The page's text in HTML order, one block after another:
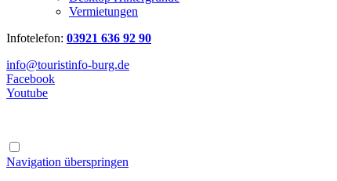
Vermietungen
Infotelefon: 03921 636 92 90
info@touristinfo-burg.de
Facebook
Youtube
Navigation überspringen